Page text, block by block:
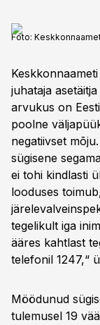
Foto:
juhataja
arvukus on
poolne
negatiivset
sügisene
ei tohi kindlasti
looduses
tegelikult iga
ääres kahtlast
telefonil 1247,“
Möödunud
tulemusel 19